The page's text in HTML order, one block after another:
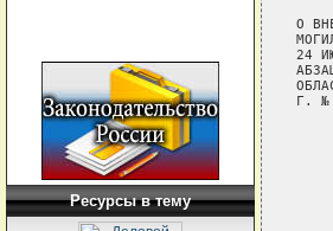
Ресурсы в тему
О
24
Г. №